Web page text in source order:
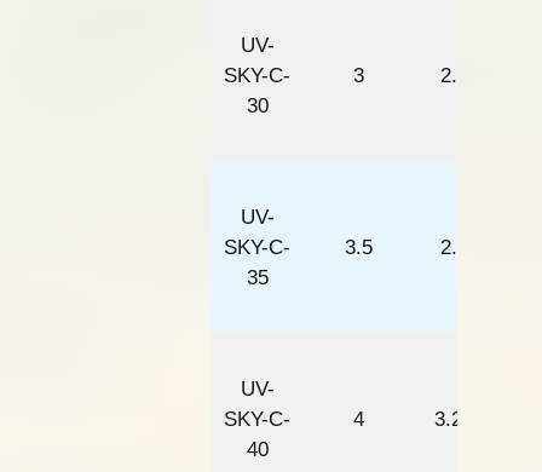
UV-
SKY-C-
30
3 2.5
UV-
SKY-C-
35
3.5 2.8
UV-
SKY-C-
40
4 3.25